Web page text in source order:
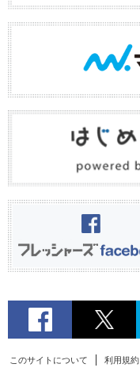
このサイトについて 利用規約